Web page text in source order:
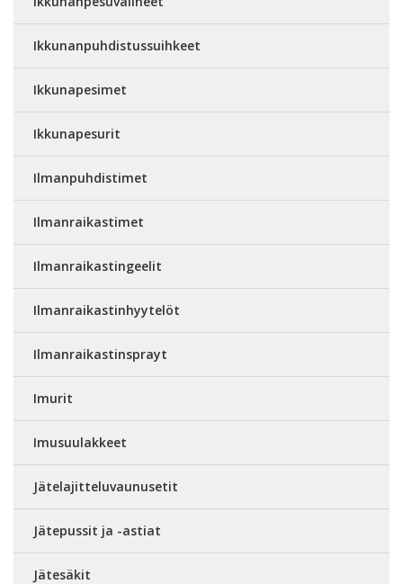
Ikkunanpuhdistussuihkeet
Ikkunapesimet
Ikkunapesurit
Ilmanpuhdistimet
Ilmanraikastimet
Ilmanraikastingeelit
Ilmanraikastinhyytelöt
Ilmanraikastinsprayt
Imurit
Imusuulakkeet
Jätelajitteluvaunusetit
Jätepussit ja -astiat
Jätesäkit